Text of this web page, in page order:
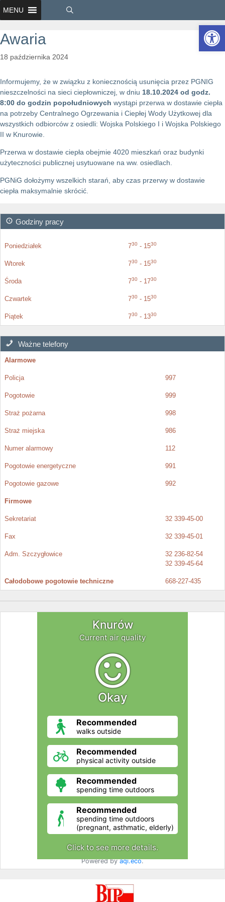
MENU
Awaria
18 października 2024
Informujemy, że w związku z koniecznością usunięcia przez PGNIG
nieszczelności na sieci ciepłowniczej, w dniu 18.10.2024 od godz.
8:00 do godzin popołudniowych wystąpi przerwa w dostawie ciepła
na potrzeby Centralnego Ogrzewania i Ciepłej Wody Użytkowej dla
wszystkich odbiorców z osiedli: Wojska Polskiego I i Wojska Polskiego
II w Knurowie.
Przerwa w dostawie ciepła obejmie 4020 mieszkań oraz budynki
użyteczności publicznej usytuowane na ww. osiedlach.
PGNiG dołożymy wszelkich starań, aby czas przerwy w dostawie
ciepła maksymalnie skrócić.
Godziny pracy
Poniedziałek 730 - 1530
Wtorek 730 - 1530
Środa 730 - 1730
Czwartek 730 - 1530
Piątek 730 - 1330
Ważne telefony
Alarmowe
Policja 997
Pogotowie 999
Straż pożarna 998
Straż miejska 986
Numer alarmowy 112
Pogotowie energetyczne 991
Pogotowie gazowe 992
Firmowe
Sekretariat 32 339-45-00
Fax 32 339-45-01
Adm. Szczygłowice
32 236-82-54
32 339-45-64
Całodobowe pogotowie techniczne 668-227-435